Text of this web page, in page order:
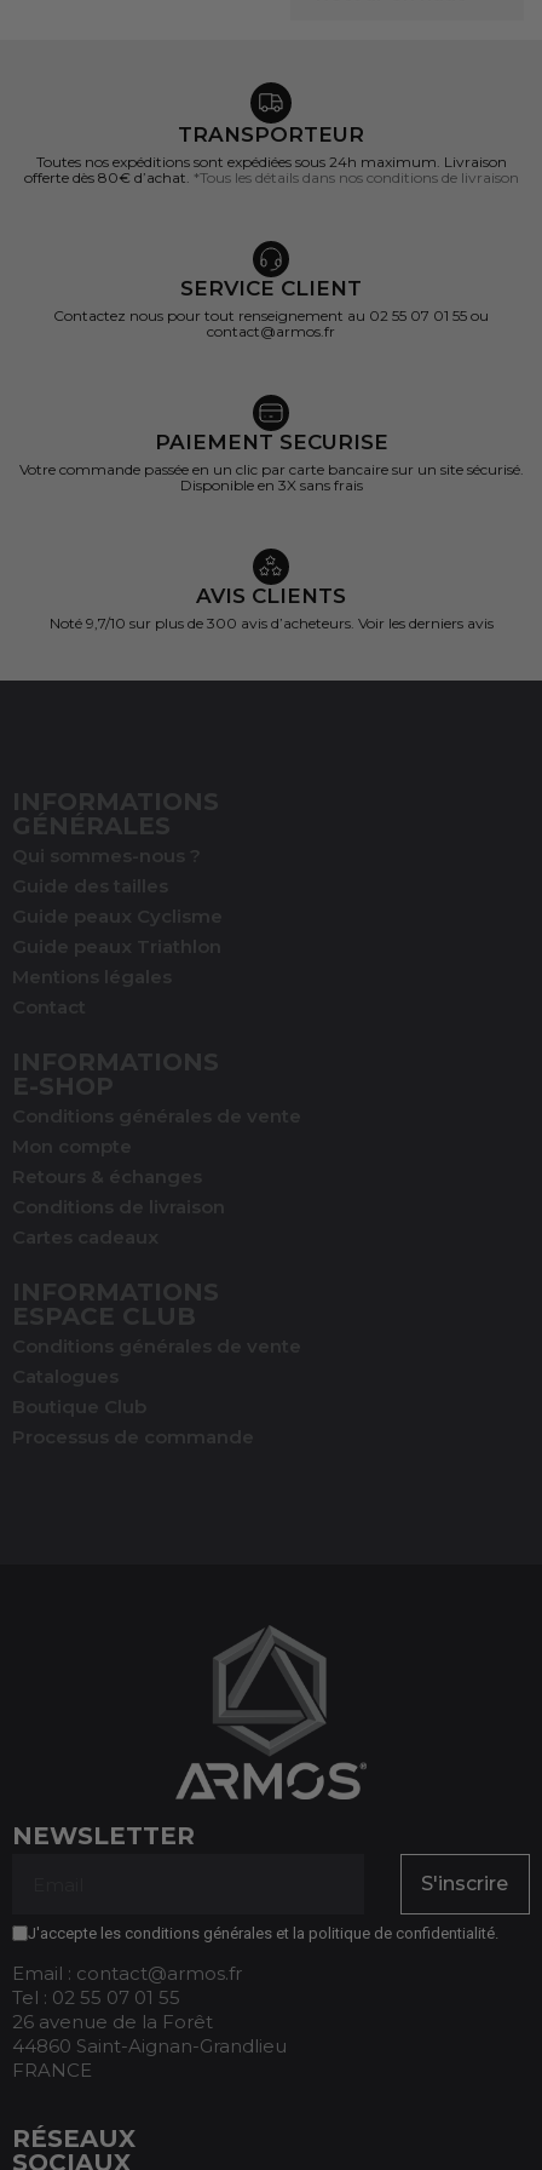
(2 avis)
TRANSPORTEUR
Toutes nos expéditions sont expédiées sous 24h maximum. Livraison
offerte dès 80€ d’achat. *Tous les détails dans nos conditions de livraison
SERVICE CLIENT
Contactez nous pour tout renseignement au 02 55 07 01 55 ou
contact@armos.fr
PAIEMENT SECURISE
Votre commande passée en un clic par carte bancaire sur un site sécurisé.
Disponible en 3X sans frais
AVIS CLIENTS
Noté 9,7/10 sur plus de 300 avis d’acheteurs. Voir les derniers avis
INFORMATIONS
GÉNÉRALES
Qui sommes-nous ?
Guide des tailles
Guide peaux Cyclisme
Guide peaux Triathlon
Mentions légales
Contact
INFORMATIONS
E-SHOP
Conditions générales de vente
Mon compte
Retours & échanges
Conditions de livraison
Cartes cadeaux
INFORMATIONS
ESPACE CLUB
Conditions générales de vente
Catalogues
Boutique Club
Processus de commande
NEWSLETTER
S'inscrire
J'accepte les conditions générales et la politique de confidentialité.
Email : contact@armos.fr
Tel : 02 55 07 01 55
26 avenue de la Forêt
44860 Saint-Aignan-Grandlieu
FRANCE
RÉSEAUX
SOCIAUX